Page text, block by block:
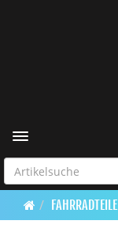
Toggle navigation
FAHRRADTEILE